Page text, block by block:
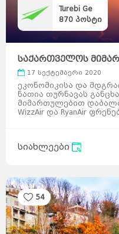
Turebi Ge
870 პოსტი
საქართველოს
RyanAir ფრე ...
17 სექტემბერი 2020
ეკონომიკისა და
ნათია თურნავას
მიმართულებით
WizzAir და RyanAir
სიახლეები
54